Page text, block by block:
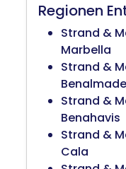
Regionen
Strand &
Marbella
Strand &
Strand &
Benahavis
Strand &
Cala